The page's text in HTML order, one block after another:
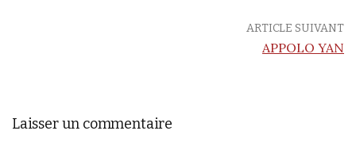
ARTICLE SUIVANT
APPOLO YAN
Laisser un commentaire